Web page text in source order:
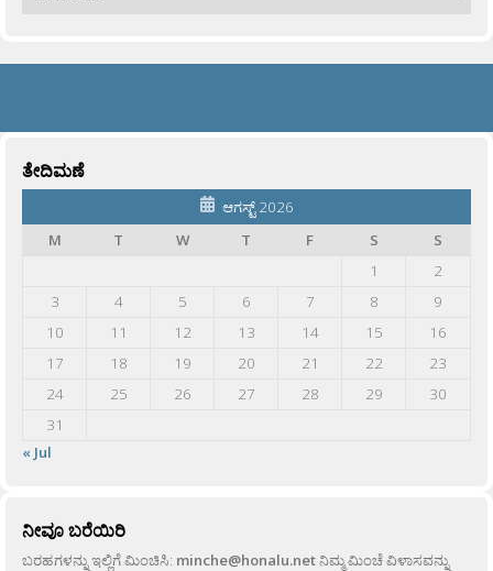
ತೇದಿಮಣೆ
ಆಗಸ್ಟ್ 2026
M
T W T F S
S
1
2
3
4 5 6 7 8
9
10
11 12 13 14 15
16
17
18 19 20 21 22
23
24
25 26 27 28 29
30
31
« Jul
ನೀವೂ ಬರೆಯಿರಿ
ಬರಹಗಳನ್ನು ಇಲ್ಲಿಗೆ ಮಿಂಚಿಸಿ: minche@honalu.netನಿಮ್ಮ ಮಿಂಚೆ ವಿಳಾಸವನ್ನು